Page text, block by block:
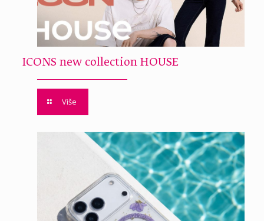
ICONS new collection HOUSE
Više